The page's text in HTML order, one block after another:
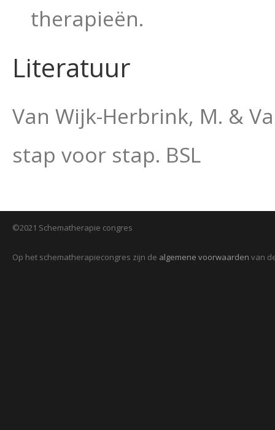
therapieën.
Literatuur
Van Wijk-Herbrink, M. &
stap voor stap. BSL
©2021 Schematherapie congres
Op het schematherapiecongres zijn de algemene voorwaarden van